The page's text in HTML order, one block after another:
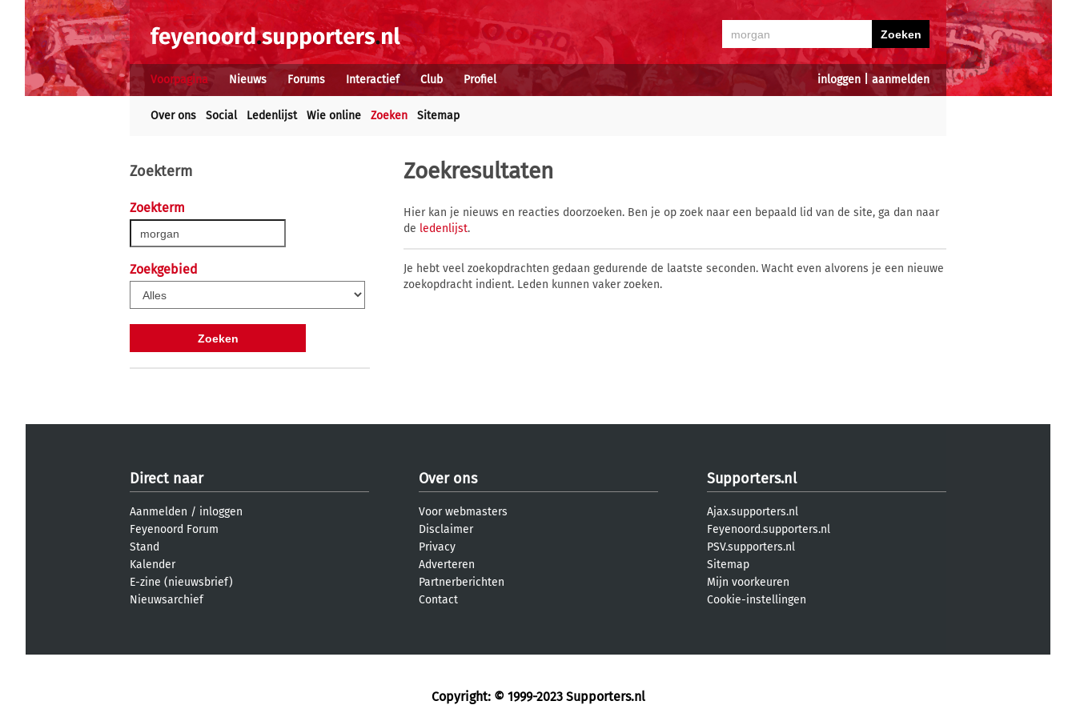
inloggen aanmelden
Voorpagina Nieuws Forums Interactief Club Profiel
Over ons Social Ledenlijst Wie online Zoeken Sitemap
Zoekterm
Zoekterm
Zoekgebied
Zoekresultaten
Hier kan je nieuws en reacties doorzoeken. Ben je op zoek naar een bepaald lid van de site, ga dan naar
de ledenlijst.
Je hebt veel zoekopdrachten gedaan gedurende de laatste seconden. Wacht even alvorens je een nieuwe
zoekopdracht indient. Leden kunnen vaker zoeken.
Direct naar
Aanmelden / inloggen
Feyenoord Forum
Stand
Kalender
E-zine (nieuwsbrief)
Nieuwsarchief
Over ons
Voor webmasters
Disclaimer
Privacy
Adverteren
Partnerberichten
Contact
Supporters.nl
Ajax.supporters.nl
Feyenoord.supporters.nl
PSV.supporters.nl
Sitemap
Mijn voorkeuren
Cookie-instellingen
Copyright: © 1999-2023 Supporters.nl